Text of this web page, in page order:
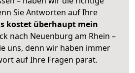
Sie Antworten auf Ihre
kostet überhaupt mein
nach Neuenburg am Rhein –
uns, denn wir haben immer
auf Ihre Fragen parat.